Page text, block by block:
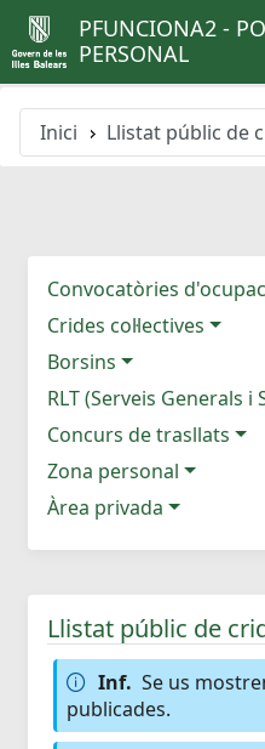
PFUNCIONA2 -
PERSONAL
Inici Llistat públic de
Convocatòries
Crides col·lectives
Borsins
RLT (Serveis Generals i
Concurs de trasllats
Zona personal
Àrea privada
Llistat públic de
Inf. Se us
publicades.